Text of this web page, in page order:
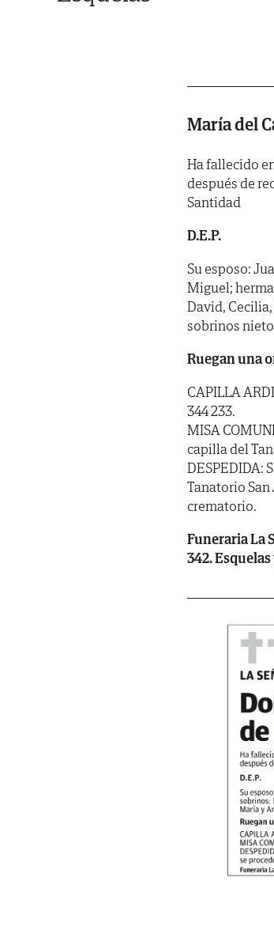
María del
Ha fallecido
después de
Santidad
D.E.P.
Su esposo:
Miguel;
David,
sobrinos
Ruegan una
CAPILLA
344 233.
MISA
capilla del
DESPEDIDA:
Tanatorio
crematorio.
Funeraria La
342.